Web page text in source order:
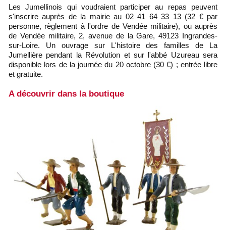
Les Jumellinois qui voudraient participer au repas peuvent
s'inscrire auprès de la mairie au 02 41 64 33 13 (32 € par
personne, règlement à l'ordre de Vendée militaire), ou auprès
de Vendée militaire, 2, avenue de la Gare, 49123 Ingrandes-
sur-Loire. Un ouvrage sur L'histoire des familles de La
Jumellière pendant la Révolution et sur l'abbé Uzureau sera
disponible lors de la journée du 20 octobre (30 €) ; entrée libre
et gratuite.
A découvrir dans la boutique